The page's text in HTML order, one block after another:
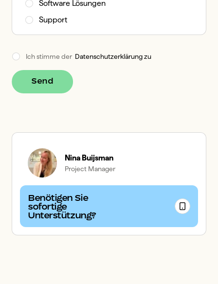
Software Lösungen
Support
Ich stimme der Datenschutzerklärung zu
Send
Nina Buijsman
Project Manager
Benötigen Sie
sofortige
Unterstützung?